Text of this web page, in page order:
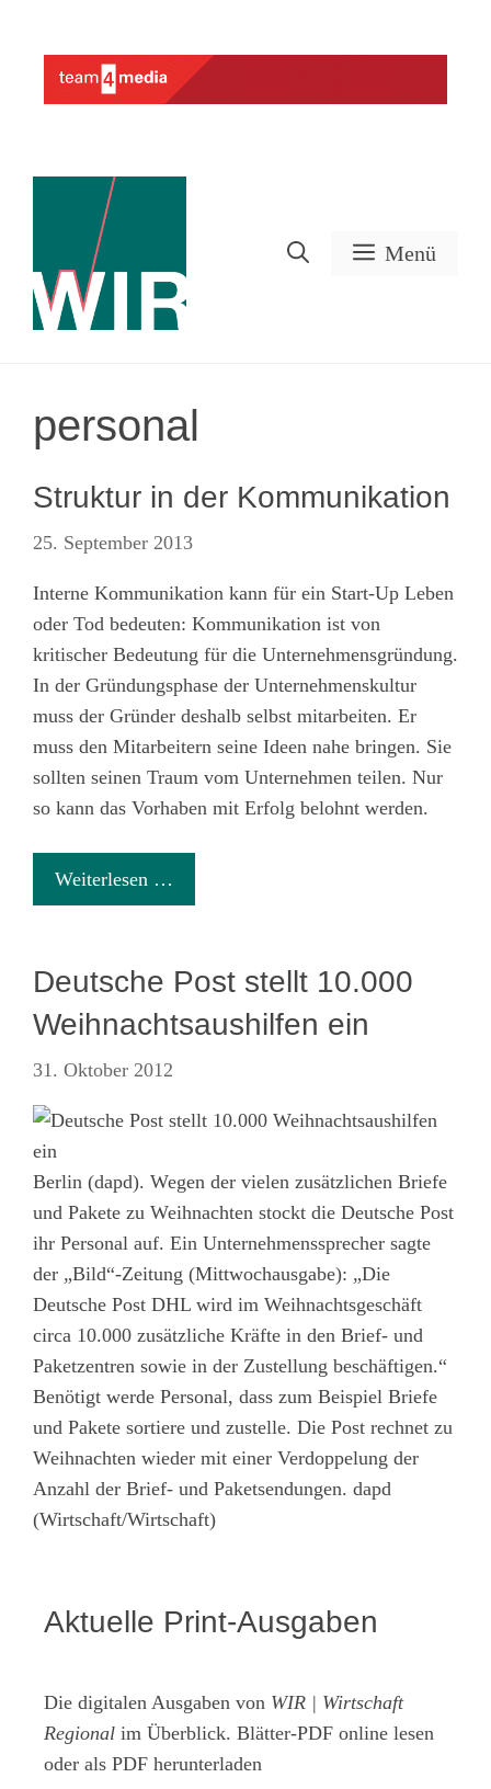
springen
Menü
personal
Struktur in der Kommunikation
25. September 2013
Interne Kommunikation kann für ein Start-Up Leben
oder Tod bedeuten: Kommunikation ist von
kritischer Bedeutung für die Unternehmensgründung.
In der Gründungsphase der Unternehmenskultur
muss der Gründer deshalb selbst mitarbeiten. Er
muss den Mitarbeitern seine Ideen nahe bringen. Sie
sollten seinen Traum vom Unternehmen teilen. Nur
so kann das Vorhaben mit Erfolg belohnt werden.
Weiterlesen …
Deutsche Post stellt 10.000
Weihnachtsaushilfen ein
31. Oktober 2012
Berlin (dapd). Wegen der vielen zusätzlichen Briefe
und Pakete zu Weihnachten stockt die Deutsche Post
ihr Personal auf. Ein Unternehmenssprecher sagte
der „Bild“-Zeitung (Mittwochausgabe): „Die
Deutsche Post DHL wird im Weihnachtsgeschäft
circa 10.000 zusätzliche Kräfte in den Brief- und
Paketzentren sowie in der Zustellung beschäftigen.“
Benötigt werde Personal, dass zum Beispiel Briefe
und Pakete sortiere und zustelle. Die Post rechnet zu
Weihnachten wieder mit einer Verdoppelung der
Anzahl der Brief- und Paketsendungen. dapd
(Wirtschaft/Wirtschaft)
Aktuelle Print-Ausgaben
Die digitalen Ausgaben von WIR | Wirtschaft
Regional im Überblick. Blätter-PDF online lesen
oder als PDF herunterladen